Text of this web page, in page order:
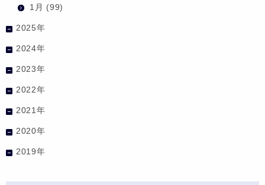
1月 (99)
2025年
2024年
2023年
2022年
2021年
2020年
2019年